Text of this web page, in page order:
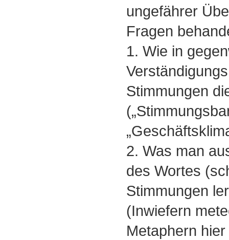
ungefährer
Fragen
1. Wie in
Stimmungen
2. Was man
des Wortes
Stimmungen
(Inwiefern
Metaphern